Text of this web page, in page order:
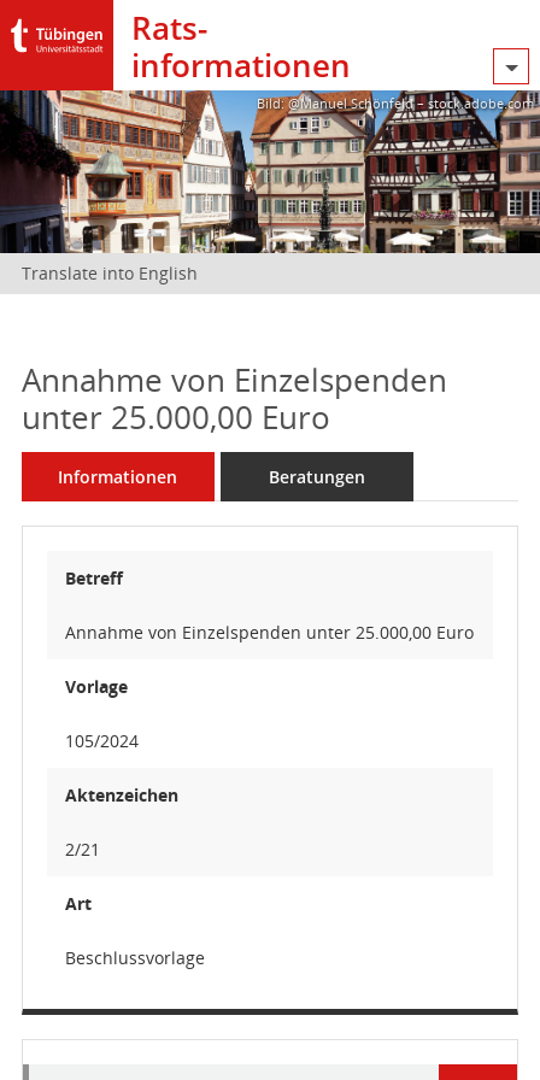
Rats­
informationen
Bild: @Manuel Schönfeld – stock.adobe.com
Translate into English
Annahme von Einzelspenden
unter 25.000,00 Euro
Informationen Beratungen
Betreff
Annahme von Einzelspenden unter 25.000,00 Euro
Vorlage
105/2024
Aktenzeichen
2/21
Art
Beschlussvorlage